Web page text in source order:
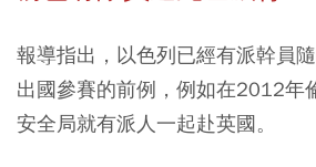
報導指出，以色列已經有派幹員
出國參賽的前例，例如在2012年
安全局就有派人一起赴英國。